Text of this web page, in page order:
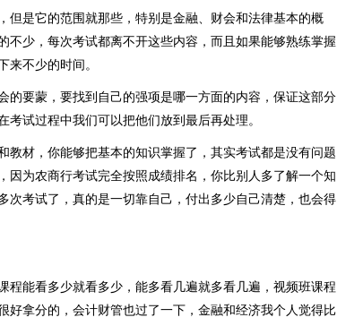
但是它的范围就那些，特别是金融、财会和法律基本的概
少，每次考试都离不开这些内容，而且如果能够熟练掌握
来不少的时间。
要蒙，要找到自己的强项是哪一方面的内容，保证这部分
试过程中我们可以把他们放到最后再处理。
教材，你能够把基本的知识掌握了，其实考试都是没有问题
为农商行考试完全按照成绩排名，你比别人多了解一个知
考试了，真的是一切靠自己，付出多少自己清楚，也会得
能看多少就看多少，能多看几遍就多看几遍，视频班课程
拿分的，会计财管也过了一下，金融和经济我个人觉得比